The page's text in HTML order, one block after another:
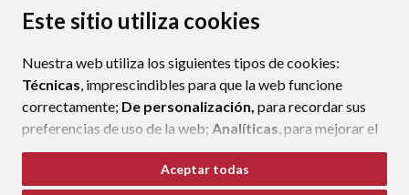
Este sitio utiliza cookies
Nuestra web utiliza los siguientes tipos de cookies:
Técnicas, imprescindibles para que la web funcione
correctamente; De personalización, para recordar sus
preferencias de uso de la web; Analíticas, para mejorar el
funcionamiento de la web y sus servicios.
Si acepta pulsando el botón“Aceptar todas”
Aceptar todas
PROTECCIÓN DE DATOS
POLÍTICA DE COOKIES